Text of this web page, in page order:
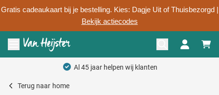
Gratis cadeaukaart bij je bestelling. Kies: Dagje Uit of Thuisbezorgd |
Bekijk actiecodes
Ga naar de inhoud
Menu openen
Terug naar home